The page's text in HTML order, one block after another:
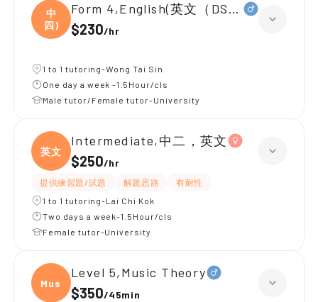
中
四)
Form 4,English(英文（DSE所有範疇）
$230/hr
1 to 1 tutoring-Wong Tai Sin
One day a week -1.5Hour/cls
Male tutor/Female tutor-University
英文
Intermediate,中二，英文
$250/hr
提供練習題/試題 解題思路
有耐性
1 to 1 tutoring-Lai Chi Kok
Two days a week-1.5Hour/cls
Female tutor-University
Music
Level 5,Music Theory
$350/45min